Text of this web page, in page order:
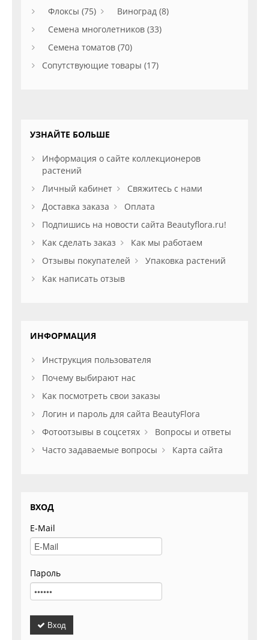
Флоксы (75)
Виноград (8)
Семена многолетников (33)
Семена томатов (70)
Сопутствующие товары (17)
УЗНАЙТЕ БОЛЬШЕ
Информация о сайте коллекционеров
растений
Личный кабинет
Свяжитесь с нами
Доставка заказа
Оплата
Подпишись на новости сайта Beautyflora.ru!
Как сделать заказ
Как мы работаем
Отзывы покупателей
Упаковка растений
Как написать отзыв
ИНФОРМАЦИЯ
Инструкция пользователя
Почему выбирают нас
Как посмотреть свои заказы
Логин и пароль для сайта BeautyFlora
Фотоотзывы в соцсетях
Вопросы и ответы
Часто задаваемые вопросы
Карта сайта
ВХОД
E-Mail
Пароль
Вход